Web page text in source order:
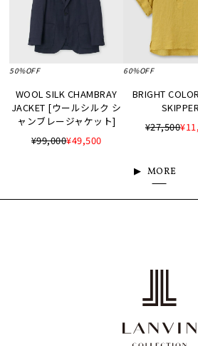
50%OFF
WOOL SILK CHAMBRAY
JACKET [ウールシルク シ
ャンブレージャケット]
¥99,000¥49,500
60%OFF
BRIGHT
SKIPPER
¥27,500
MORE